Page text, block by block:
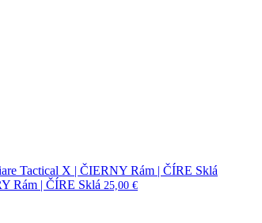
Rám | ČÍRE Sklá 25,00 €